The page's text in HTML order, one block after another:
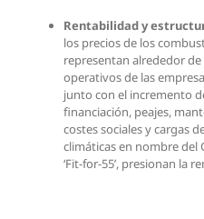
Rentabilidad y
los precios de los
representan alrededor
operativos de las
junto con el incremento
financiación, peajes,
costes sociales y cargas
climáticas en nombre del
‘Fit-for-55’, presionan la